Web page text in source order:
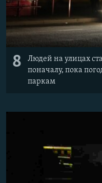
8
Людей на улицах
поначалу, пока
паркам